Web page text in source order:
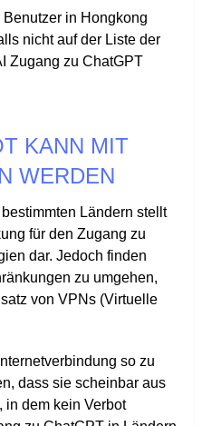
in Hongkong
nicht auf der Liste der
Zugang zu ChatGPT
KANN MIT
WERDEN
Ländern stellt
für den Zugang zu
dar. Jedoch finden
zu umgehen,
von VPNs (Virtuelle
so zu
dass sie scheinbar aus
in dem kein Verbot